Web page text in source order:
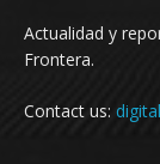
Actualidad y
Frontera.
Contact us: